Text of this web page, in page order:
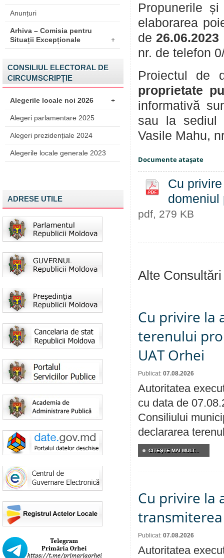
Anunțuri
Arhiva – Comisia pentru
Situații Excepționale
+
CONSILIUL ELECTORAL DE
CIRCUMSCRIPȚIE
Alegerile locale noi 2026 +
Alegeri parlamentare 2025
Alegeri prezidențiale 2024
Alegerile locale generale 2023
ADRESE UTILE
Propunerile
elaborarea
de26.06.2023
nr. de telefon
Proiectul de
proprietate
informativă
sau la sediul
Vasile Mahu,
Documente ataşate
Cu
domeniul
pdf, 279 KB
Alte
Cu privire la
terenului
UAT Orhei
Publicat: 07.08.2026
Autoritatea
cu data de
Consiliului
declararea
CITEŞTE MAI MULT...
Cu privire la
Publicat: 07.08.2026
Autoritatea